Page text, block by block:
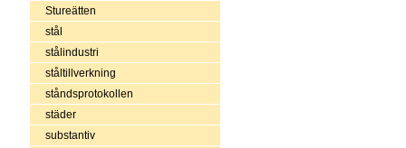
Stureätten
stål
stålindustri
ståltillverkning
ståndsprotokollen
städer
substantiv